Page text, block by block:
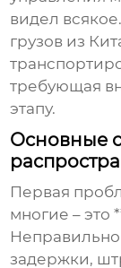
видел
грузов из
требующая
этапу.
Основные
Первая
многие –
задержки,